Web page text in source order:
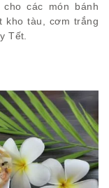
các món bánh
kho tàu, cơm trắng
Tết.